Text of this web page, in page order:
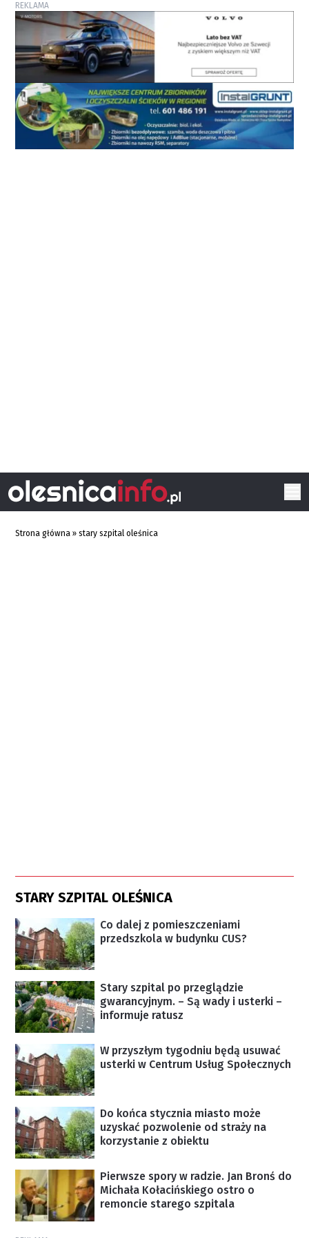
REKLAMA
Strona główna »stary szpital oleśnica
STARY SZPITAL OLEŚNICA
Co dalej z pomieszczeniami
przedszkola w budynku CUS?
Stary szpital po przeglądzie
gwarancyjnym. – Są wady i usterki –
informuje ratusz
W przyszłym tygodniu będą usuwać
usterki w Centrum Usług Społecznych
Do końca stycznia miasto może
uzyskać pozwolenie od straży na
korzystanie z obiektu
Pierwsze spory w radzie. Jan Bronś do
Michała Kołacińskiego ostro o
remoncie starego szpitala